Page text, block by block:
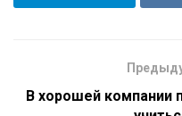
В хорошей компании